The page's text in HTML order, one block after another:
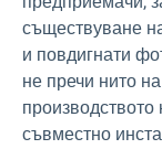
съществуване
и повдигнати
не пречи нито
производството
съвместно